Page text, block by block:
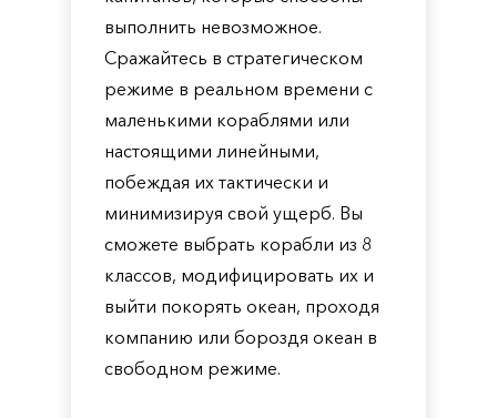
выполнить невозможное.
Сражайтесь в стратегическом
режиме в реальном времени с
маленькими кораблями или
настоящими линейными,
побеждая их тактически и
минимизируя свой ущерб. Вы
сможете выбрать корабли из 8
классов, модифицировать их и
выйти покорять океан, проходя
компанию или бороздя океан в
свободном режиме.